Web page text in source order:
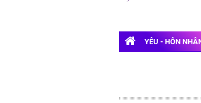
YÊU - HÔN